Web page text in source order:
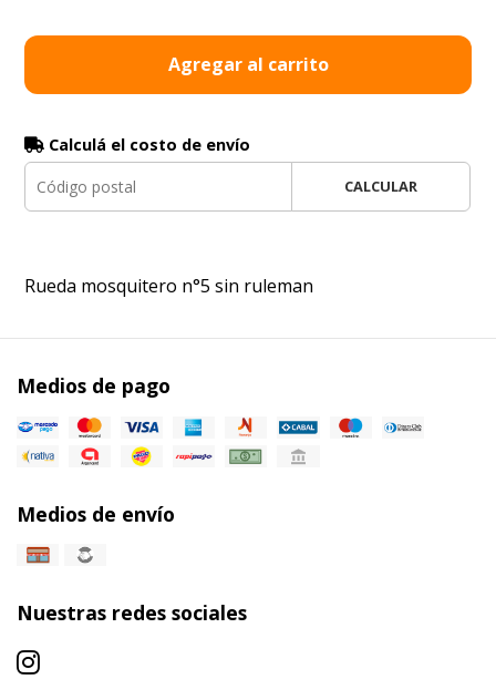
Agregar al carrito
Calculá el costo de envío
CALCULAR
Rueda mosquitero n°5 sin ruleman
Medios de pago
Medios de envío
Nuestras redes sociales